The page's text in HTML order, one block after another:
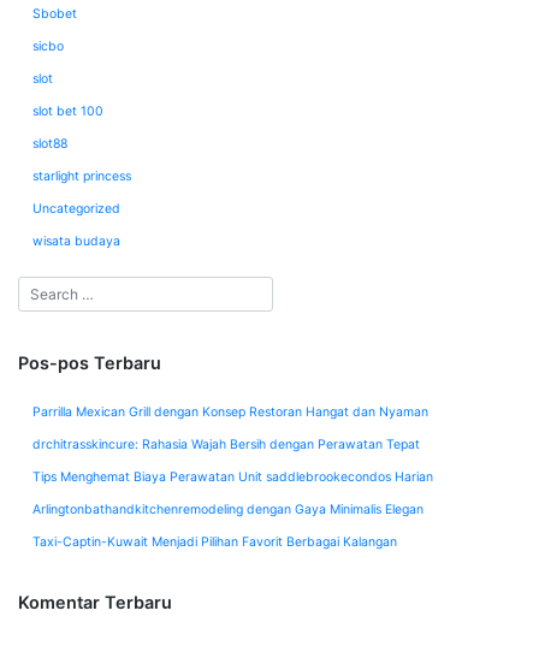
Sbobet
sicbo
slot
slot bet 100
slot88
starlight princess
Uncategorized
wisata budaya
Pos-pos Terbaru
Parrilla Mexican Grill dengan Konsep Restoran Hangat dan Nyaman
drchitrasskincure: Rahasia Wajah Bersih dengan Perawatan Tepat
Tips Menghemat Biaya Perawatan Unit saddlebrookecondos Harian
Arlingtonbathandkitchenremodeling dengan Gaya Minimalis Elegan
Taxi-Captin-Kuwait Menjadi Pilihan Favorit Berbagai Kalangan
Komentar Terbaru